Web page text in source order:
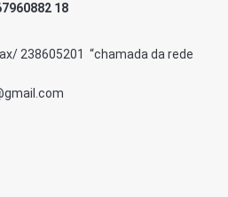
18
238605201 “chamada da rede